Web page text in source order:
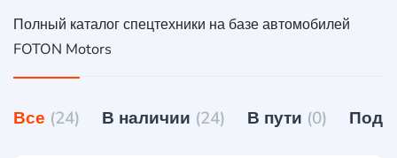
Полный каталог спецтехники на базе автомобилей
FOTON Motors
Все (24) В наличии (24) В пути (0) Под